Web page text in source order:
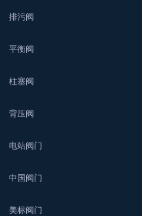
排污阀
平衡阀
柱塞阀
背压阀
电站阀门
中国阀门
美标阀门